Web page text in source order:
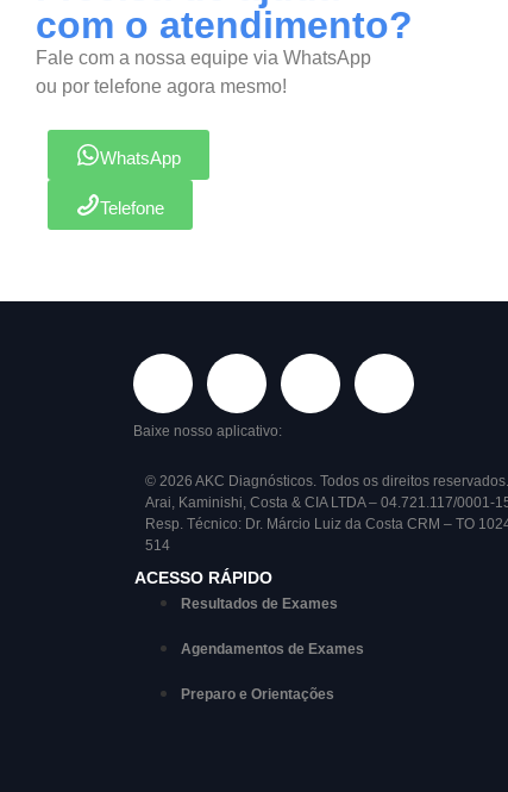
com o atendimento?
Fale com a nossa equipe via WhatsApp
ou por telefone agora mesmo!
WhatsApp
Telefone
Baixe nosso aplicativo:
© 2026 AKC Diagnósticos. Todos os direitos reservados.
Arai, Kaminishi, Costa & CIA LTDA – 04.721.117/0001-
Resp. Técnico: Dr. Márcio Luiz da Costa CRM – TO
514
ACESSO RÁPIDO
Resultados de Exames
Agendamentos de Exames
Preparo e Orientações